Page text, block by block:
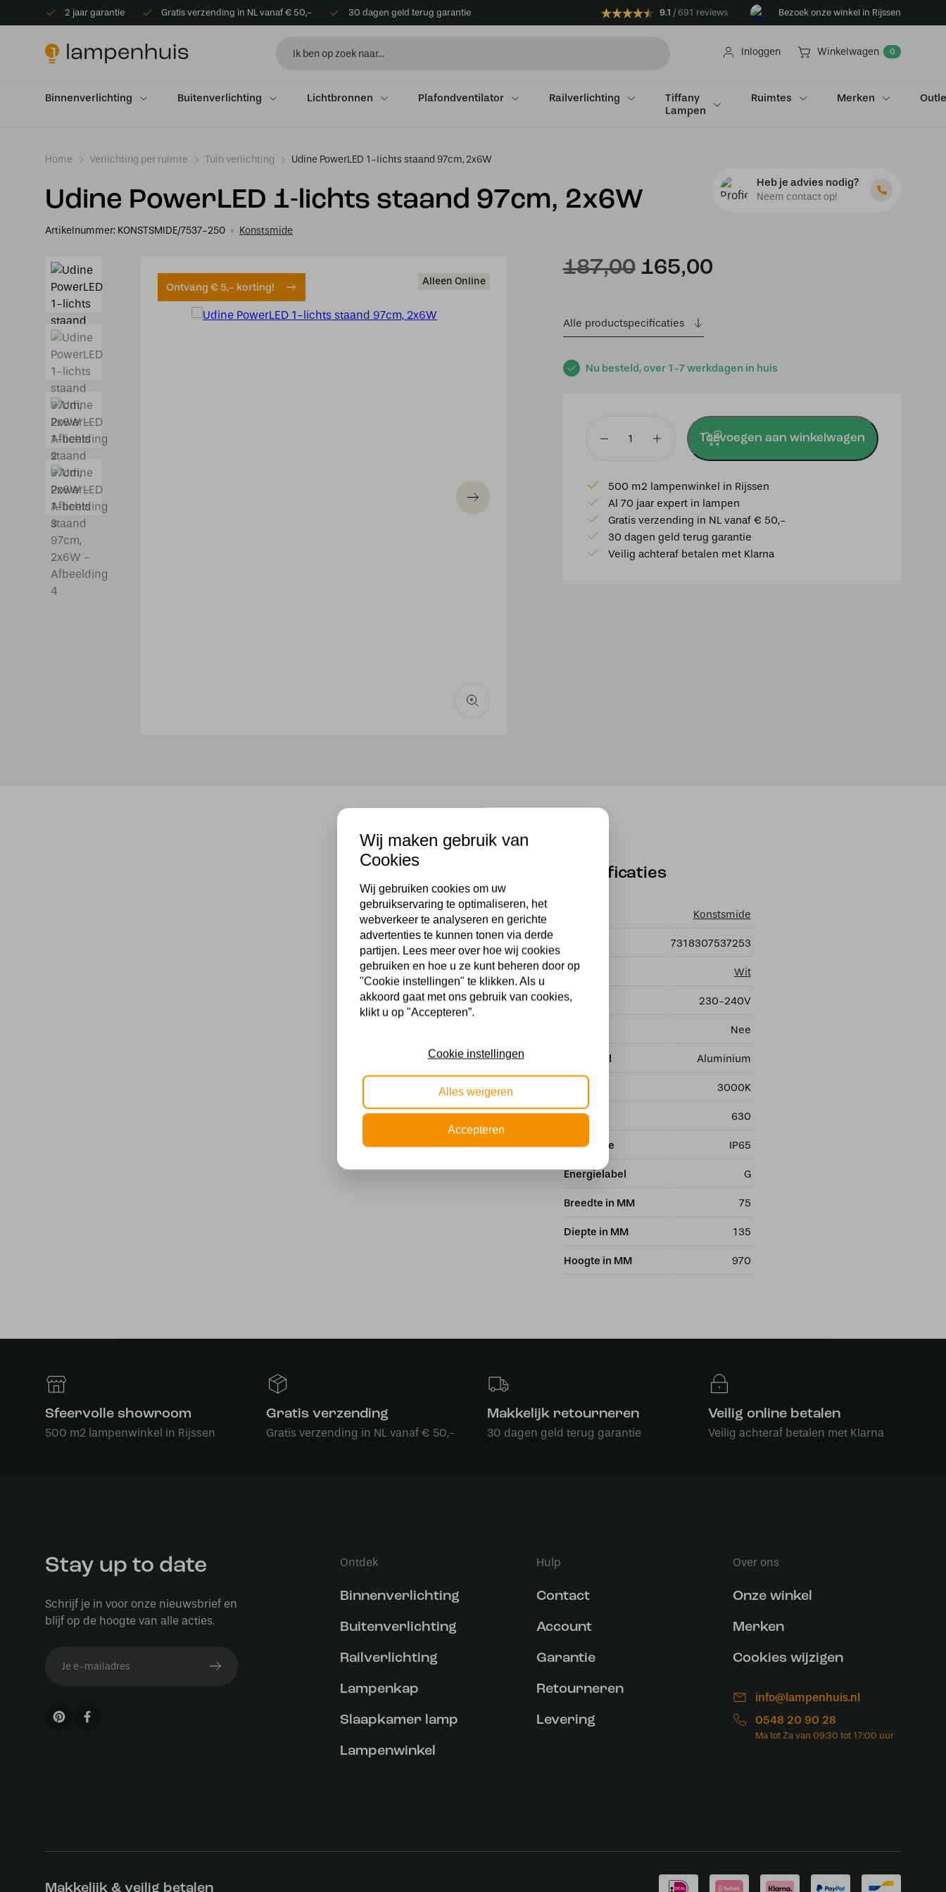
2 jaar garantie Gratis verzending in NL vanaf € 50,- 30 dagen geld terug garantie 9.1 691 reviews Bezoek onze winkel in Rijssen
Inloggen Winkelwagen 0
Binnenverlichting Buitenverlichting Lichtbronnen Plafondventilator Railverlichting
Tiffany
Lampen
Ruimtes Merken
Home Verlichting per ruimte Tuin verlichting Udine PowerLED 1-lichts staand 97cm, 2x6W
Udine PowerLED 1-lichts staand 97cm, 2x6W
Artikelnummer: KONSTSMIDE/7537-250 Konstsmide
Heb je advies nodig?
Neem contact op!
Ontvang € 5,- korting! Alleen Online
Nu besteld, over 1-7 werkdagen in huis
187,00 Oorspronkelijke
was:
€187,00.
165,00Huidige
Alle productspecificaties
1-
lichts
staand
97cm,
2x6W
Toevoegen aan winkelwagen
500 m2 lampenwinkel in Rijssen
Al 70 jaar expert in lampen
Gratis verzending in NL vanaf € 50,-
30 dagen geld terug garantie
Veilig achteraf betalen met Klarna
Specificaties
Konstsmide
7318307537253
Kleur Wit
Voltage 230-240V
Nee
Materiaal Aluminium
3000K
Lumen 630
IP Waarde IP65
Energielabel G
Breedte in MM 75
Diepte in MM 135
Hoogte in MM 970
Sfeervolle showroom
500 m2 lampenwinkel in Rijssen
Gratis verzending
Gratis verzending in NL vanaf € 50,-
Makkelijk retourneren
30 dagen geld terug garantie
Veilig online betalen
Veilig achteraf betalen met Klarna
Stay up to date
Schrijf je in voor onze nieuwsbrief en
blijf op de hoogte van alle acties.
Ontdek
Binnenverlichting
Buitenverlichting
Railverlichting
Lampenkap
Slaapkamer lamp
Lampenwinkel
Hulp
Contact
Account
Garantie
Retourneren
Levering
Over ons
Onze winkel
Merken
Cookies wijzigen
info@lampenhuis.nl
0548 20 90 28
Makkelijk & veilig betalen
Wij maken gebruik van
Cookies
Wij gebruiken cookies om uw
gebruikservaring te optimaliseren, het
webverkeer te analyseren en gerichte
advertenties te kunnen tonen via derde
partijen. Lees meer over hoe wij cookies
gebruiken en hoe u ze kunt beheren door op
"Cookie instellingen" te klikken. Als u
akkoord gaat met ons gebruik van cookies,
klikt u op "Accepteren”.
Cookie instellingen
Alles weigeren
Accepteren